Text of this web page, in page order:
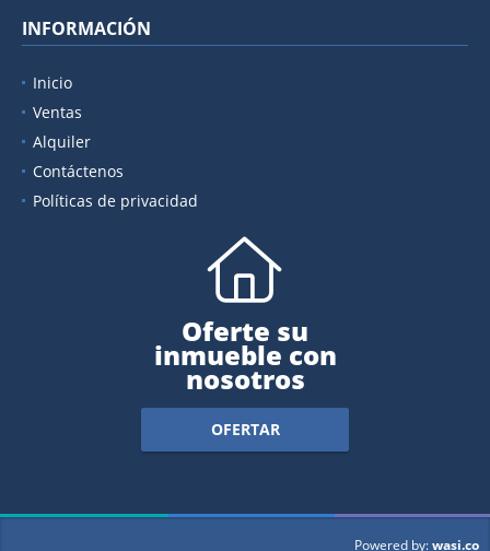
INFORMACIÓN
Inicio
Ventas
Alquiler
Contáctenos
Políticas de privacidad
Oferte su
inmueble con
nosotros
OFERTAR
Powered by:wasi.co